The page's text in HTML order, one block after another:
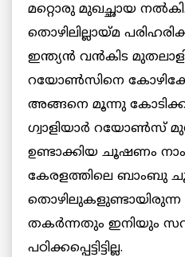
മറ്റൊരു മുഖച്ഛായ
തൊഴിലില്ലായ്മ
ഇന്ത്യന്‍ വന്‍കിട
റയോണ്‍സിനെ
അങ്ങനെ മൂന്നു
ഗ്വാളിയാര്‍ റയോണ്‍സ്
ഉണ്ടാക്കിയ ചൂഷണം
കേരളത്തിലെ ബാംബു
തൊഴിലുകളുണ്ടായിരുന്ന
തകര്‍ന്നതും ഇനിയും
പഠിക്കപ്പെട്ടിട്ടില്ല.